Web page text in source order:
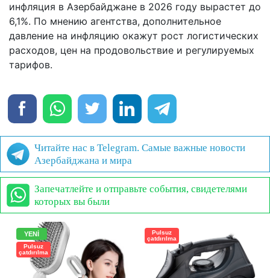
инфляция в Азербайджане в 2026 году вырастет до
6,1%. По мнению агентства, дополнительное
давление на инфляцию окажут рост логистических
расходов, цен на продовольствие и регулируемых
тарифов.
Читайте нас в Telegram. Самые важные новости
Азербайджана и мира
Запечатлейте и отправьте события, свидетелями
которых вы были